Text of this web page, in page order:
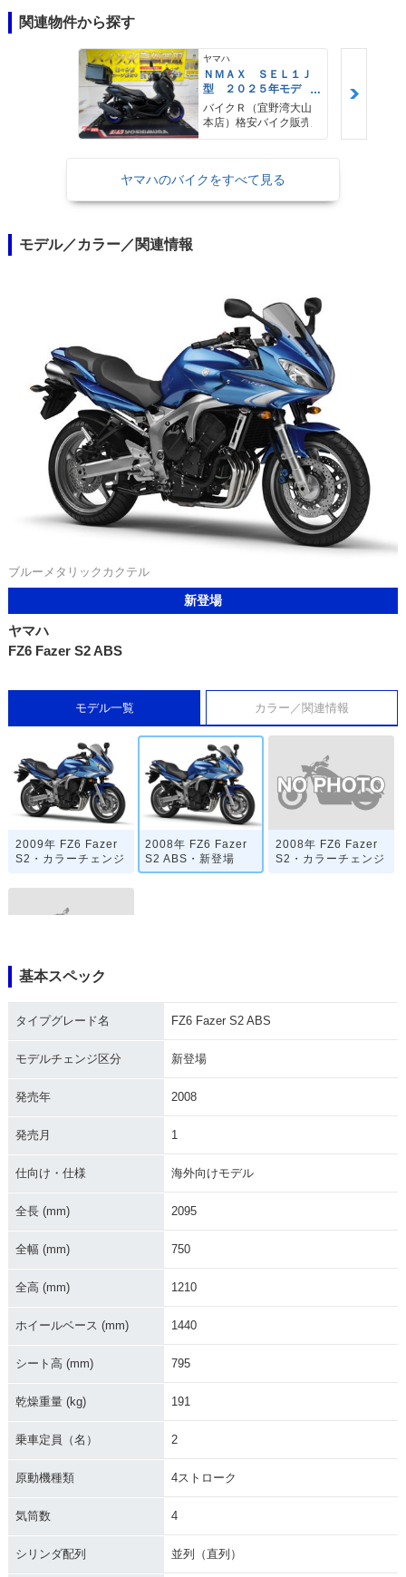
関連物件から探す
ヤマハ
ＮＭＡＸ ＳＥＬ１Ｊ
型 ２０２５年モデ
ル ＡＢＳ キーレ
ス リアキャリア リ
アＢＯＸ
バイクＲ（宜野湾大山
本店）格安バイク販売
ヤマハのバイクをすべて見る
モデル／カラー／関連情報
ブルーメタリックカクテル
新登場
ヤマハ
FZ6 Fazer S2 ABS
モデル一覧 カラー／関連情報
2009年 FZ6 Fazer
S2・カラーチェンジ
2008年 FZ6 Fazer
S2 ABS・新登場
2008年 FZ6 Fazer
S2・カラーチェンジ
基本スペック
タイプグレード名 FZ6 Fazer S2 ABS
モデルチェンジ区分 新登場
発売年 2008
発売月 1
仕向け・仕様 海外向けモデル
全長 (mm) 2095
全幅 (mm) 750
全高 (mm) 1210
ホイールベース (mm) 1440
シート高 (mm) 795
乾燥重量 (kg) 191
乗車定員（名） 2
原動機種類 4ストローク
気筒数 4
シリンダ配列 並列（直列）